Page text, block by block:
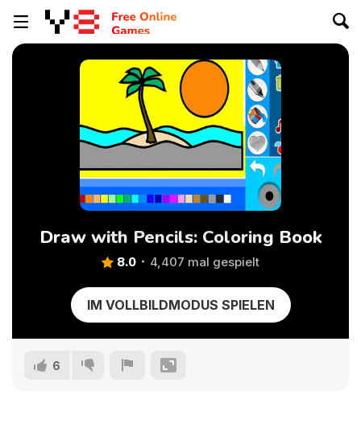
Draw with Pencils: Coloring Book
8.0 4,407 mal gespielt
IM VOLLBILDMODUS SPIELEN
6